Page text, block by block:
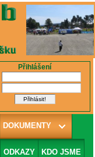
Přihlášení
DOKUMENTY
ODKAZY KDO JSME